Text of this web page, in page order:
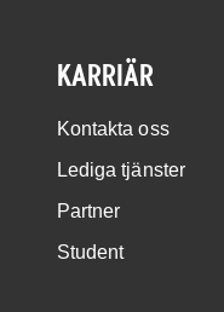
KARRIÄR
Kontakta oss
Lediga tjänster
Partner
Student